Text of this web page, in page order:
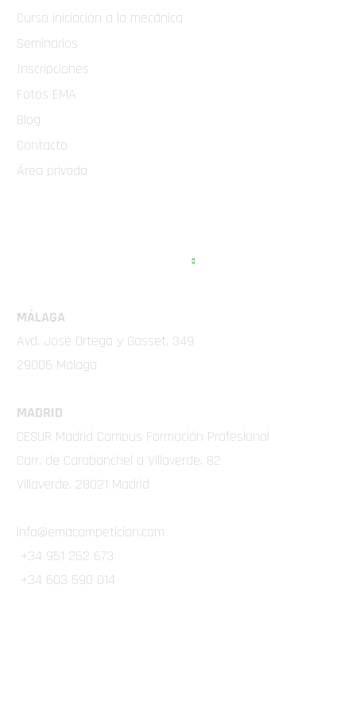
Curso iniciación a la mecánica
Seminarios
Inscripciones
Fotos EMA
Blog
Contacto
Área privada
MÁLAGA
Avd. José Ortega y Gasset, 349
29006 Málaga
MADRID
CESUR Madrid Campus Formación Profesional
Carr. de Carabanchel a Villaverde, 82
Villaverde, 28021 Madrid
info@emacompeticion.com
+34 951 252 673
+34 603 590 014